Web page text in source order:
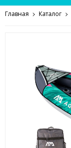
Главная Каталог